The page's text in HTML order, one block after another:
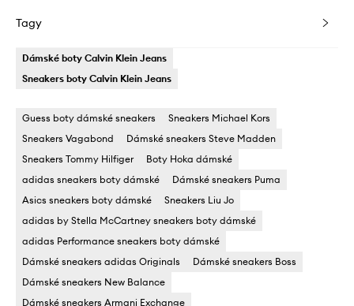
Tagy
Dámské boty Calvin Klein Jeans
Sneakers boty Calvin Klein Jeans
Guess boty dámské sneakers
Sneakers Michael Kors
Sneakers Vagabond
Dámské sneakers Steve Madden
Sneakers Tommy Hilfiger
Boty Hoka dámské
adidas sneakers boty dámské
Dámské sneakers Puma
Asics sneakers boty dámské
Sneakers Liu Jo
adidas by Stella McCartney sneakers boty dámské
adidas Performance sneakers boty dámské
Dámské sneakers adidas Originals
Dámské sneakers Boss
Dámské sneakers New Balance
Dámské sneakers Armani Exchange